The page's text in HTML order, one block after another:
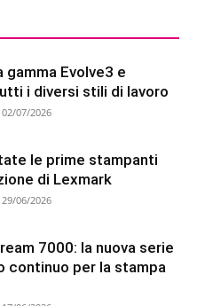
gamma Evolve3 e
i diversi stili di lavoro
02/07/2026
le prime stampanti
di Lexmark
29/06/2026
7000: la nuova serie
continuo per la stampa